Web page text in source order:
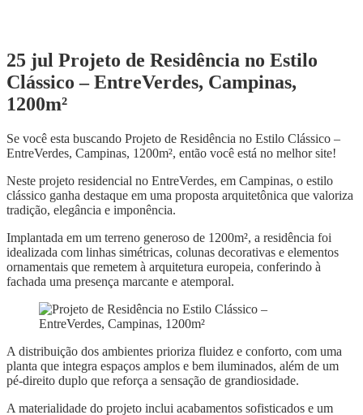
25 jul Projeto de Residência no Estilo
Clássico – EntreVerdes, Campinas,
1200m²
Se você esta buscando Projeto de Residência no Estilo Clássico –
EntreVerdes, Campinas, 1200m², então você está no melhor site!
Neste projeto residencial no EntreVerdes, em Campinas, o estilo
clássico ganha destaque em uma proposta arquitetônica que valoriza
tradição, elegância e imponência.
Implantada em um terreno generoso de 1200m², a residência foi
idealizada com linhas simétricas, colunas decorativas e elementos
ornamentais que remetem à arquitetura europeia, conferindo à
fachada uma presença marcante e atemporal.
A distribuição dos ambientes prioriza fluidez e conforto, com uma
planta que integra espaços amplos e bem iluminados, além de um
pé-direito duplo que reforça a sensação de grandiosidade.
A materialidade do projeto inclui acabamentos sofisticados e um